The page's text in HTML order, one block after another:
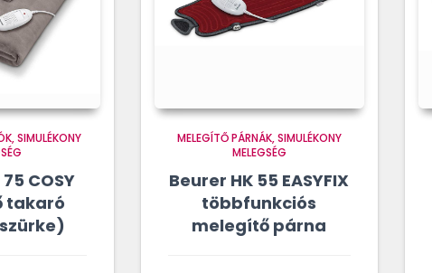
SIMULÉKONY
COSY
takaró
MELEGÍTŐ PÁRNÁK SIMULÉKONY
MELEGSÉG
Beurer HK 55 EASYFIX
többfunkciós
melegítő párna